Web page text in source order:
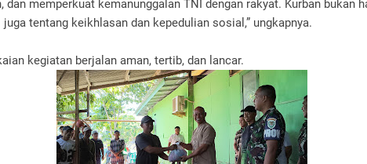
dan memperkuat kemanunggalan TNI dengan rakyat. Kurban bukan
juga tentang keikhlasan dan kepedulian sosial,” ungkapnya.
kegiatan berjalan aman, tertib, dan lancar.